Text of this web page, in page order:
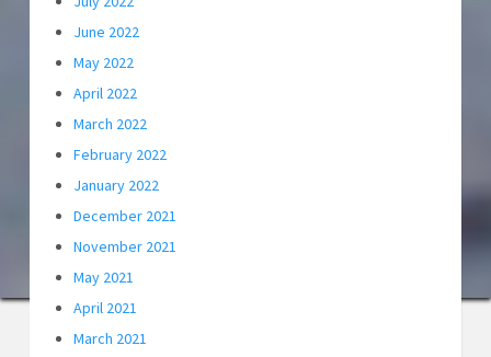
June 2022
May 2022
April 2022
March 2022
February 2022
January 2022
December 2021
November 2021
May 2021
April 2021
March 2021